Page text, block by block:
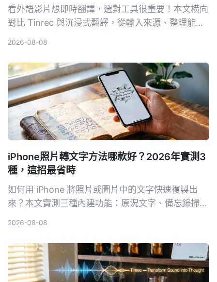
看外語影片想即時翻譯，選對工具很重要！本文橫向
對比 Tinrec 與沉浸式翻譯，從輸入來源、整理能力
2026-08-08
iPhone照片轉文字方法哪款好？2026年實測3
種，這招最省時
如何用 iPhone 將照片或圖片中的文字快速複製出
來？本文實測三種內建功能：原況文字、備忘錄掃描
2026-08-08